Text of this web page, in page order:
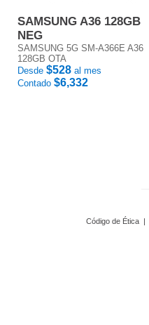
SAMSUNG A36 128GB
NEG
SAMSUNG 5G SM-A366E A36
128GB OTA
Desde $528 al mes
Contado $6,332
Código de Ética |